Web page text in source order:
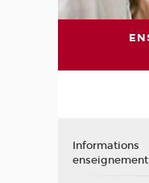
Informations
enseignement